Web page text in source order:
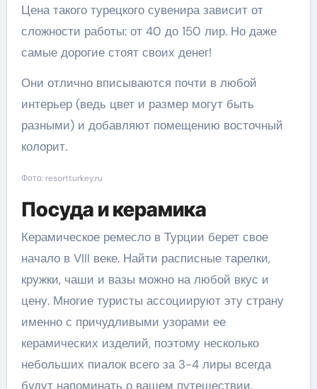
Цена такого турецкого сувенира зависит от
сложности работы: от 40 до 150 лир. Но даже
самые дорогие стоят своих денег!
Они отлично вписываются почти в любой
интерьер (ведь цвет и размер могут быть
разными) и добавляют помещению восточный
колорит.
Фото: resortturkey.ru
Посуда и керамика
Керамическое ремесло в Турции берет свое
начало в VIII веке. Найти расписные тарелки,
кружки, чаши и вазы можно на любой вкус и
цену. Многие туристы ассоциируют эту страну
именно с причудливыми узорами ее
керамических изделий, поэтому несколько
небольших пиалок всего за 3-4 лиры всегда
будут напоминать о вашем путешествии.